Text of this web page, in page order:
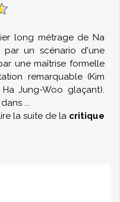
long métrage de Na
par un scénario d'une
une maîtrise formelle
remarquable (Kim
Jung-Woo glaçant).
...
la suite de la critique